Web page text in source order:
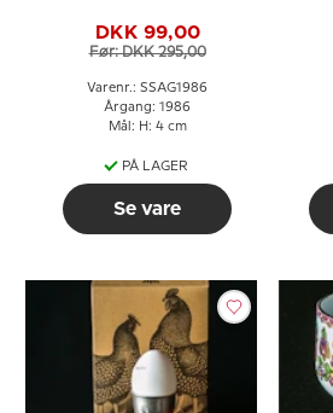
DKK 99,00
Før: DKK 295,00
Varenr.: SSAG1986
Årgang: 1986
Mål: H: 4 cm
PÅ LAGER
Se vare